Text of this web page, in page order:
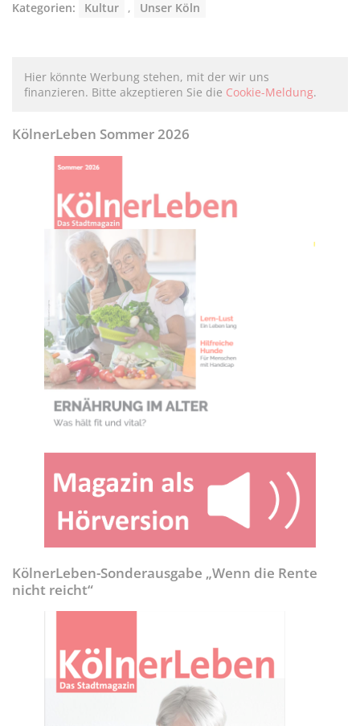
Kategorien: Kultur , Unser Köln
Hier könnte Werbung stehen, mit der wir uns
finanzieren. Bitte akzeptieren Sie die Cookie-Meldung.
KölnerLeben Sommer 2026
KölnerLeben-Sonderausgabe „Wenn die Rente
nicht reicht“